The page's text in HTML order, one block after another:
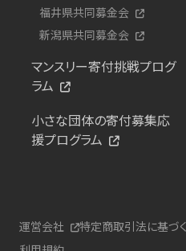
福井県共同募金会
新潟県共同募金会
マンスリー寄付挑戦プログ
ラム
小さな団体の寄付募集応
援プログラム
運営会社 特定商取引法に基づ